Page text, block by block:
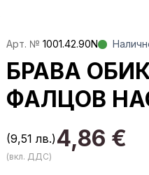
Aрт. № 1001.42.90N
БРАВА
ФАЛЦОВ
4,86 €
(9,51 лв.)
(вкл. ДДС)